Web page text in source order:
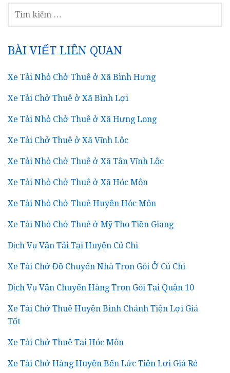
KIẾM
BÀI VIẾT LIÊN QUAN
Xe Tải Nhỏ Chở Thuê ở Xã Bình Hưng
Xe Tải Chở Thuê ở Xã Bình Lợi
Xe Tải Nhỏ Chở Thuê ở Xã Hưng Long
Xe Tải Chở Thuê ở Xã Vĩnh Lộc
Xe Tải Nhỏ Chở Thuê ở Xã Tân Vĩnh Lộc
Xe Tải Nhỏ Chở Thuê ở Xã Hóc Môn
Xe Tải Nhỏ Chở Thuê Huyện Hóc Môn
Xe Tải Nhỏ Chở Thuê ở Mỹ Tho Tiền Giang
Dịch Vụ Vận Tải Tại Huyện Củ Chi
Xe Tải Chở Đồ Chuyển Nhà Trọn Gói Ở Củ Chi
Dịch Vụ Vận Chuyển Hàng Trọn Gói Tại Quận 10
Xe Tải Chở Thuê Huyện Bình Chánh Tiện Lợi Giá
Tốt
Xe Tải Chở Thuê Tại Hóc Môn
Xe Tải Chở Hàng Huyện Bến Lức Tiện Lợi Giá Rẻ